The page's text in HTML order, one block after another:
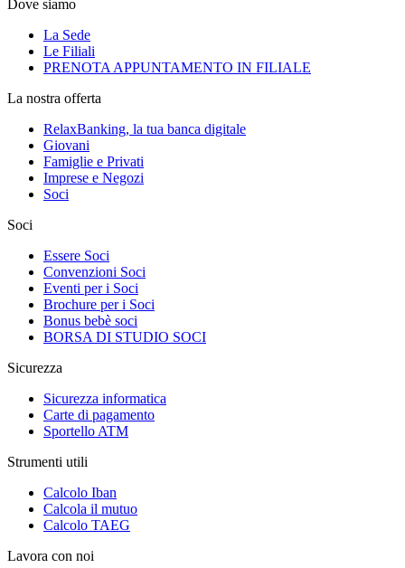
Dove siamo
La Sede
Le Filiali
PRENOTA APPUNTAMENTO IN FILIALE
La nostra offerta
RelaxBanking, la tua banca digitale
Giovani
Famiglie e Privati
Imprese e Negozi
Soci
Soci
Essere Soci
Convenzioni Soci
Eventi per i Soci
Brochure per i Soci
Bonus bebè soci
BORSA DI STUDIO SOCI
Sicurezza
Sicurezza informatica
Carte di pagamento
Sportello ATM
Strumenti utili
Calcolo Iban
Calcola il mutuo
Calcolo TAEG
Lavora con noi